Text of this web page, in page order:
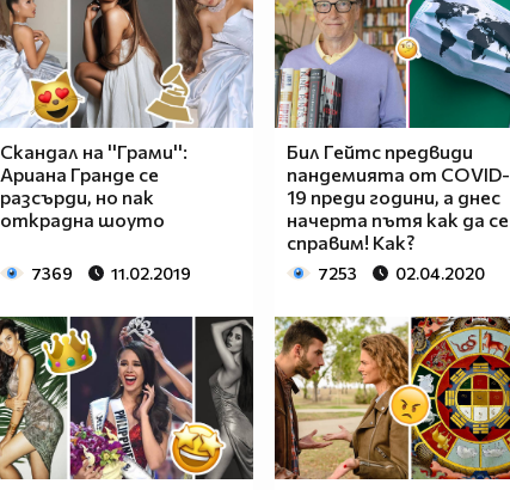
Скандал на ''Грами'':
Ариана Гранде се
разсърди, но пак
открадна шоуто
7369 11.02.2019
Бил Гейтс предвиди
пандемията от COVID-
19 преди години, а днес
начерта пътя как да се
справим! Как?
7253 02.04.2020